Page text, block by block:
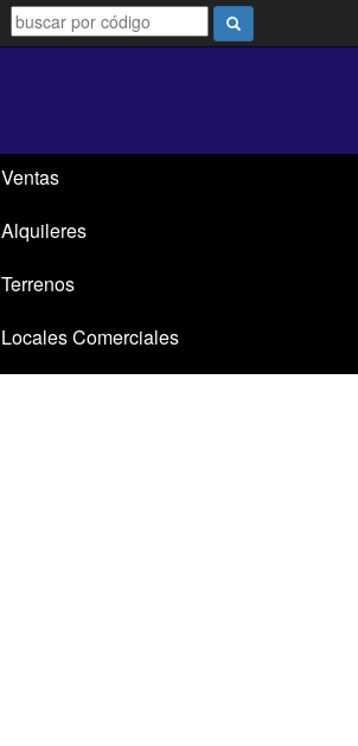
Ventas
Alquileres
Terrenos
Locales Comerciales